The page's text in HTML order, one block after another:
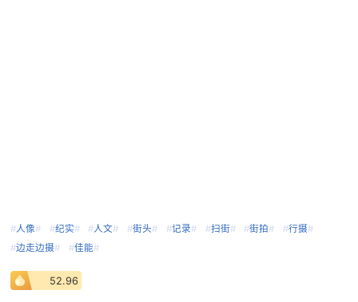
#人像# #纪实# #人文# #街头# #记录# #扫街# #街拍# #行摄#
#边走边摄# #佳能#
52.96